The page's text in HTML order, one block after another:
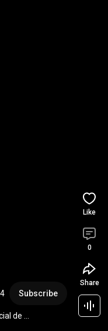
Subscribe
de
Like
0
Share